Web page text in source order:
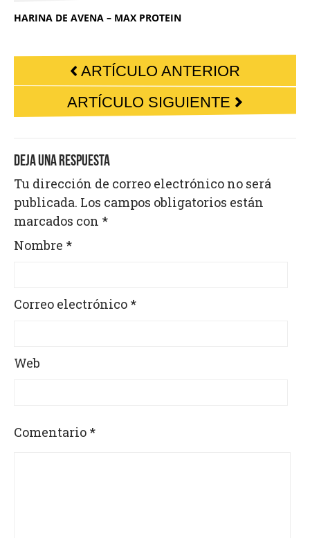
HARINA DE AVENA – MAX PROTEIN
ARTÍCULO ANTERIOR
ARTÍCULO SIGUIENTE
DEJA UNA RESPUESTA
Tu dirección de correo electrónico no será
publicada. Los campos obligatorios están
marcados con *
Nombre *
Correo electrónico *
Web
Comentario *